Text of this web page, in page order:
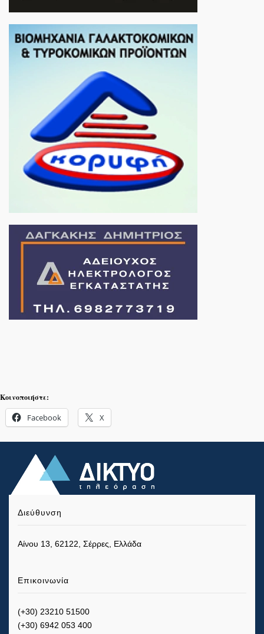
Κοινοποιήστε:
Facebook X
Διεύθυνση
Αίνου 13, 62122, Σέρρες, Ελλάδα
Επικοινωνία
(+30) 23210 51500
(+30) 6942 053 400